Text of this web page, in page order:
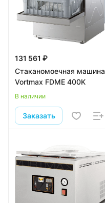
131 561 ₽
Стаканомоечная машина
Vortmax FDME 400K
В наличии
Заказать